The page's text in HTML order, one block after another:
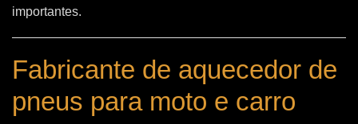
importantes.
Fabricante de aquecedor de
pneus para moto e carro